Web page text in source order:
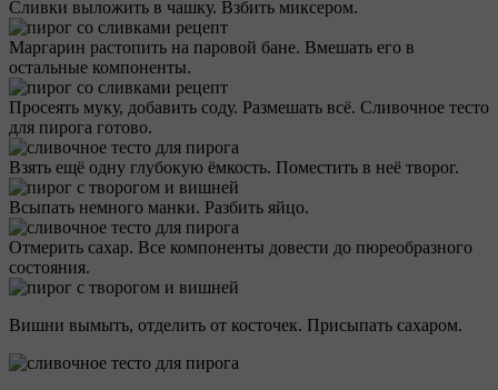
Сливки выложить в чашку. Взбить миксером.
Маргарин растопить на паровой бане. Вмешать его в
остальные компоненты.
Просеять муку, добавить соду. Размешать всё. Сливочное тесто
для пирога готово.
Взять ещё одну глубокую ёмкость. Поместить в неё творог.
Всыпать немного манки. Разбить яйцо.
Отмерить сахар. Все компоненты довести до пюреобразного
состояния.
Вишни вымыть, отделить от косточек. Присыпать сахаром.